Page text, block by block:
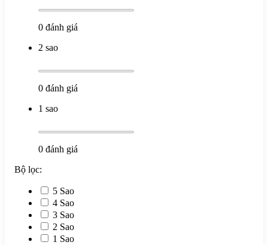
0 đánh giá
2 sao
0 đánh giá
1 sao
0 đánh giá
Bộ lọc:
5 Sao
4 Sao
3 Sao
2 Sao
1 Sao